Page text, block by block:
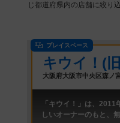
じ都道府県内の店舗に絞り
プレイスペース
キウイ！(
大阪府大阪市中央区森ノ
「キウイ！」は、
しいオーナーのもと、